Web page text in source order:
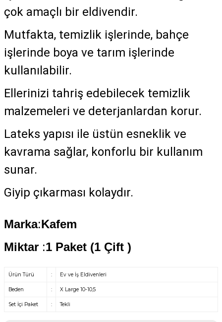
çok amaçlı bir eldivendir.
Mutfakta, temizlik işlerinde, bahçe
işlerinde boya ve tarım işlerinde
kullanılabilir.
Ellerinizi tahriş edebilecek temizlik
malzemeleri ve deterjanlardan korur.
Lateks yapısı ile üstün esneklik ve
kavrama sağlar, konforlu bir kullanım
sunar.
Giyip çıkarması kolaydır.
Marka:Kafem
Miktar :1 Paket (1 Çift )
Ürün Türü : Ev ve İş Eldivenleri
Beden : X Large 10-10,5
Set İçi Paket : Tekli